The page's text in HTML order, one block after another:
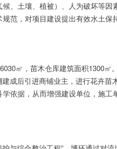
、土壤、植被）、人为破坏等因
范，对项目建设提出有效水土保
㎡ ，苗木仓库建筑面积1300㎡
成后引进商铺业主，进行花卉苗木
依据，从而增强建设单位，施工